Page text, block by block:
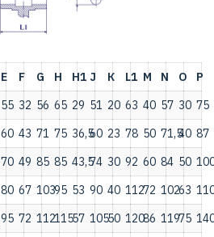
Е F G Н Н1 J К L1 М N O
Р
55 32 56 65 29 51 20 63 40 57 30 75
60 43 71 75 36,560 23 78 50 71,540 87
70 49 85 85 43,574 30 92 60 84 50
80 67 10395 53 90 40 11272 10263
95 72 11211557 10550 12086 11975